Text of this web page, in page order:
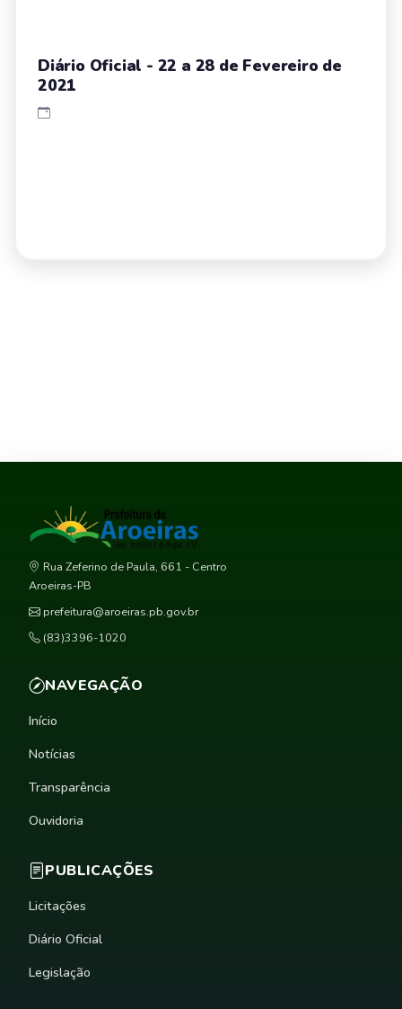
Diário Oficial - 22 a 28 de Fevereiro de
2021
Rua Zeferino de Paula, 661 - Centro
Aroeiras-PB
prefeitura@aroeiras.pb.gov.br
(83)3396-1020
NAVEGAÇÃO
Início
Notícias
Transparência
Ouvidoria
PUBLICAÇÕES
Licitações
Diário Oficial
Legislação